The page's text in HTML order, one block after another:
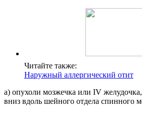
Читайте также:
Наружный аллергический отит
а) опухоли мозжечка или IV
вниз вдоль шейного отдела спинного